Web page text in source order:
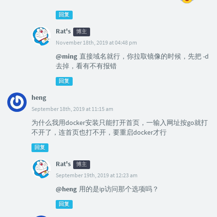
回复
Rat's 博主
November 18th, 2019 at 04:48 pm
@ming 直接域名就行，你拉取镜像的时候，先把 -d
去掉，看有不有报错
回复
heng
September 18th, 2019 at 11:15 am
为什么我用docker安装只能打开首页，一输入网址按go就打
不开了，连首页也打不开，要重启docker才行
回复
Rat's 博主
September 19th, 2019 at 12:23 am
@heng 用的是ip访问那个选项吗？
回复